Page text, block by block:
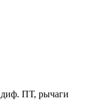
диф. ПТ, рычаги